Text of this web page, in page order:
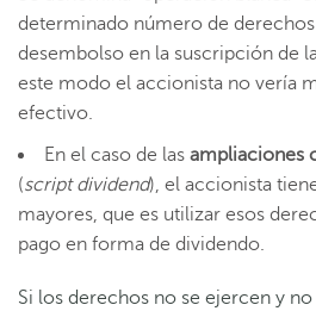
determinado número de
desembolso en la suscripción de
este modo el accionista no vería
efectivo.
En el caso de las ampliaciones
(script dividend), el accionista
mayores, que es utilizar esos
pago en forma de dividendo.
Si los derechos no se ejercen y